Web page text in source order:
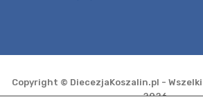
Copyright © DiecezjaKoszalin.pl -